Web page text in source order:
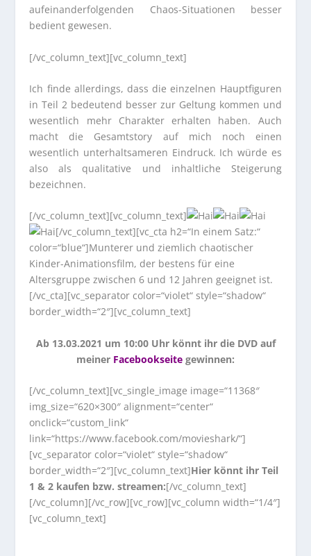
aufeinanderfolgenden Chaos-Situationen besser
bedient gewesen.
[/vc_column_text][vc_column_text]
Ich finde allerdings, dass die einzelnen Hauptfiguren
in Teil 2 bedeutend besser zur Geltung kommen und
wesentlich mehr Charakter erhalten haben. Auch
macht die Gesamtstory auf mich noch einen
wesentlich unterhaltsameren Eindruck. Ich würde es
also als qualitative und inhaltliche Steigerung
bezeichnen.
[/vc_column_text][vc_column_text]
[/vc_column_text][vc_cta h2=“In einem Satz:“
color=“blue“]Munterer und ziemlich chaotischer
Kinder-Animationsfilm, der bestens für eine
Altersgruppe zwischen 6 und 12 Jahren geeignet ist.
[/vc_cta][vc_separator color=“violet“ style=“shadow“
border_width=“2″][vc_column_text]
Ab 13.03.2021 um 10:00 Uhr könnt ihr die DVD auf
meiner Facebookseite gewinnen:
[/vc_column_text][vc_single_image image=“11368″
img_size=“620×300″ alignment=“center“
onclick=“custom_link“
link=“https://www.facebook.com/movieshark/“]
[vc_separator color=“violet“ style=“shadow“
border_width=“2″][vc_column_text]Hier könnt ihr Teil
1 & 2 kaufen bzw. streamen:[/vc_column_text]
[/vc_column][/vc_row][vc_row][vc_column width=“1/4″]
[vc_column_text]